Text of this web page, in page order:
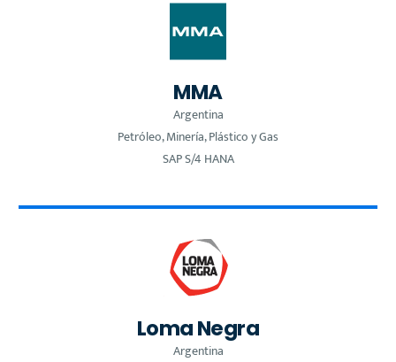
MMA
Argentina
Petróleo, Minería, Plástico y Gas
SAP S/4 HANA
Loma Negra
Argentina